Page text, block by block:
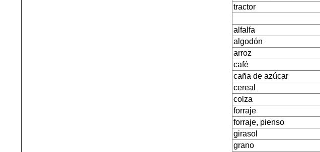
tractor
alfalfa
algodón
arroz
café
caña de azúcar
cereal
colza
forraje
forraje, pienso
girasol
grano